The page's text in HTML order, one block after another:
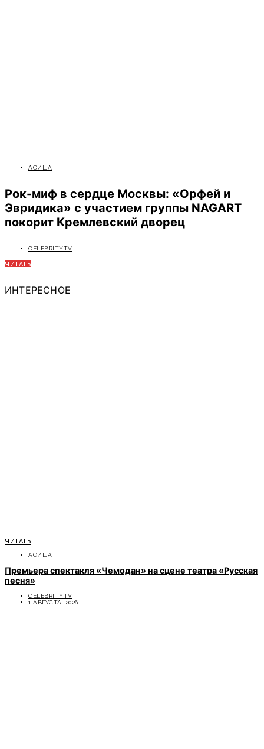
АФИША
Рок-миф в сердце Москвы: «Орфей и
Эвридика» с участием группы NAGART
покорит Кремлевский дворец
CELEBRITYTV
ЧИТАТЬ
ИНТЕРЕСНОЕ
ЧИТАТЬ
АФИША
Премьера спектакля «Чемодан» на сцене театра «Русская
песня»
CELEBRITYTV
1 АВГУСТА, 2026